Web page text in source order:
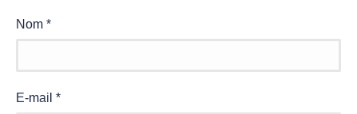
Nom *
E-mail *